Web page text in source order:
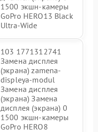
1500 экшн-камеры
GoPro HERO13 Black
Ultra‑Wide
103 1771312741
Замена дисплея
(экрана) zamena-
displeya-modul
Замена дисплея
(экрана) Замена
дисплея (экрана) 0
1500 экшн-камеры
GoPro HERO8